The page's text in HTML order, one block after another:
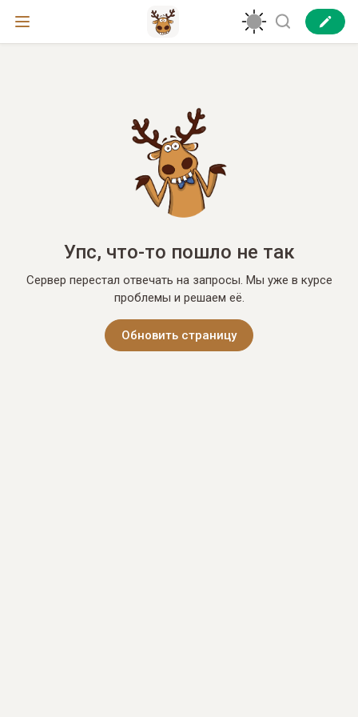
Упс, что-то пошло не так
Сервер перестал отвечать на запросы. Мы уже в курсе
проблемы и решаем её.
Обновить страницу